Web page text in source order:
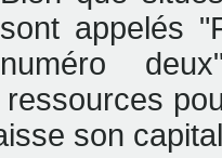
sont appelés
numéro
son